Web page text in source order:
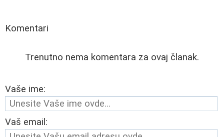
Komentari
Trenutno nema komentara za ovaj članak.
Vaše ime:
Vaš email: